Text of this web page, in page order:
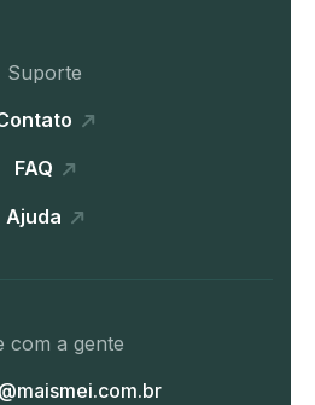
Suporte
FAQ
Ajuda
com a gente